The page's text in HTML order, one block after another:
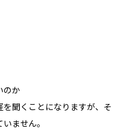
のか
聞くことになりますが、そ
ません。